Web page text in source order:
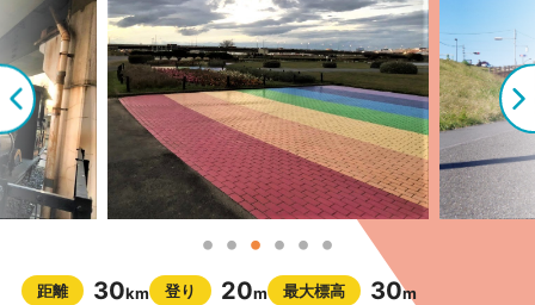
距離 30km 登り 20m 最大標高 30m